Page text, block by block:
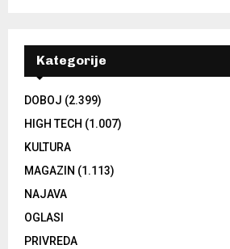
Kategorije
DOBOJ (2.399)
HIGH TECH (1.007)
KULTURA
MAGAZIN (1.113)
NAJAVA
OGLASI
PRIVREDA